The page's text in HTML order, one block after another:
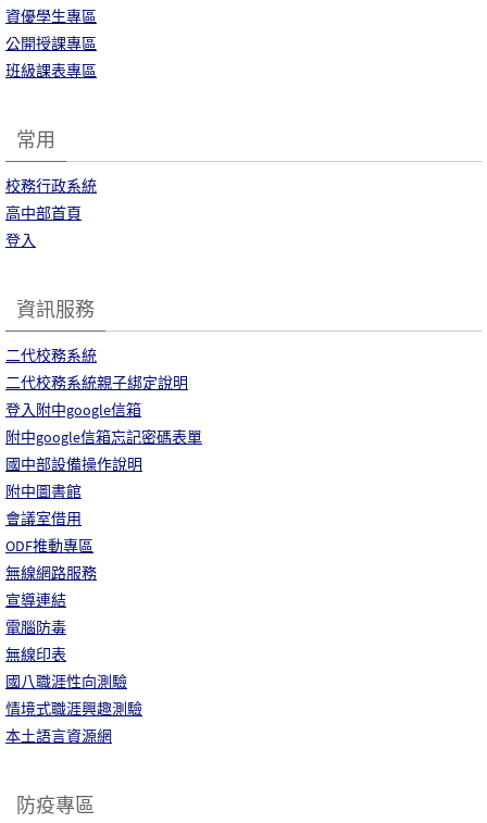
資優學生專區
公開授課專區
班級課表專區
常用
校務行政系統
高中部首頁
登入
資訊服務
二代校務系統
二代校務系統親子綁定說明
登入附中google信箱
附中google信箱忘記密碼表單
國中部設備操作說明
附中圖書館
會議室借用
ODF推動專區
無線網路服務
宣導連結
電腦防毒
無線印表
國八職涯性向測驗
情境式職涯興趣測驗
本土語言資源網
防疫專區